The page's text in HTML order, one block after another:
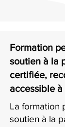
Formation
soutien à la
certifiée,
accessible à
La formation
soutien à la